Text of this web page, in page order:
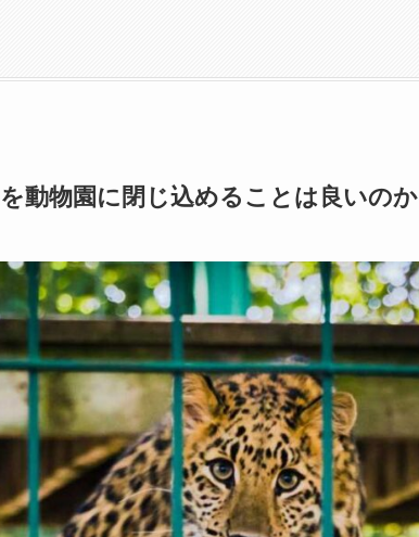
動物園に閉じ込めることは良いのか